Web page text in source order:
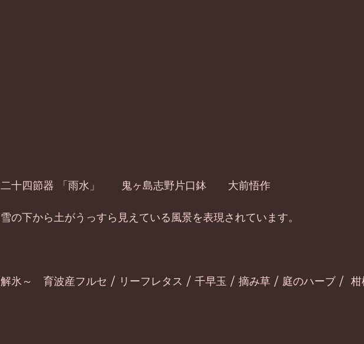
二十四節器 「雨水」　　鬼ヶ島志野片口鉢　　大前悟作
雪の下から土がうっすら見えている風景を表現されています。
解氷～　育波産フルセ / リーフレタス / 千早玉 / 摘み草 / 庭のハーブ /